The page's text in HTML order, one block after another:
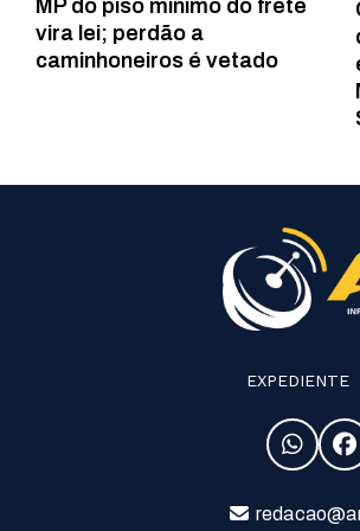
MP do piso mínimo do frete
vira lei; perdão a
caminhoneiros é vetado
EXPEDIENTE